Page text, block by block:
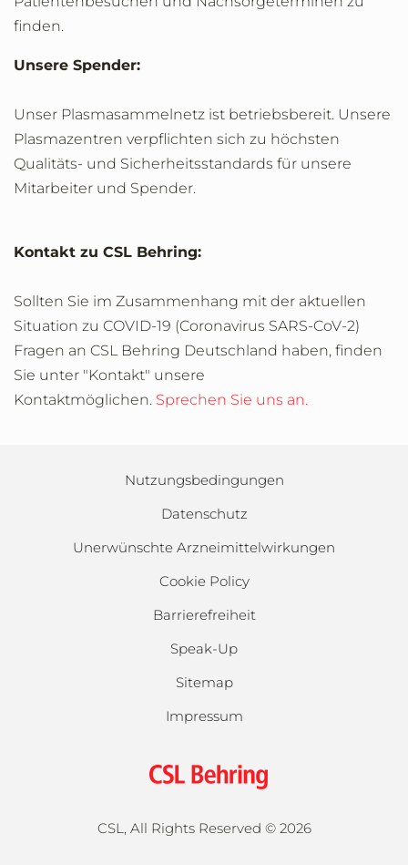
finden.
Unsere Spender:
Unser Plasmasammelnetz ist betriebsbereit. Unsere
Plasmazentren verpflichten sich zu höchsten
Qualitäts- und Sicherheitsstandards für unsere
Mitarbeiter und Spender.
Kontakt zu CSL Behring:
Sollten Sie im Zusammenhang mit der aktuellen
Situation zu COVID-19 (Coronavirus SARS-CoV-2)
Fragen an CSL Behring Deutschland haben, finden
Sie unter "Kontakt" unsere
Kontaktmöglichen. Sprechen Sie uns an.
Nutzungsbedingungen
Datenschutz
Unerwünschte Arzneimittelwirkungen
Cookie Policy
Barrierefreiheit
Speak-Up
Sitemap
Impressum
CSL, All Rights Reserved © 2026